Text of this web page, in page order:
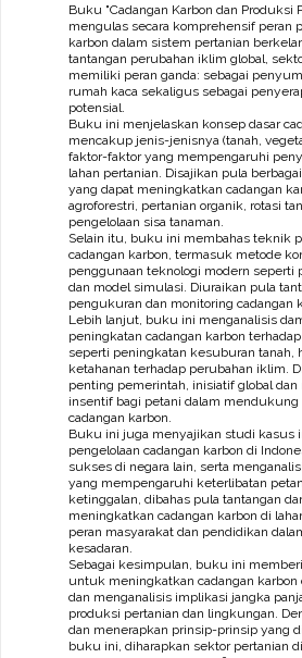
Buku "Cadangan Karbon dan Produksi
mengulas secara komprehensif peran
karbon dalam sistem pertanian
tantangan perubahan iklim global,
memiliki peran ganda: sebagai
rumah kaca sekaligus sebagai
potensial.
Buku ini menjelaskan konsep dasar
mencakup jenis-jenisnya (tanah,
faktor-faktor yang mempengaruhi
lahan pertanian. Disajikan pula
yang dapat meningkatkan cadangan
agroforestri, pertanian organik, rotasi
pengelolaan sisa tanaman.
Selain itu, buku ini membahas teknik
cadangan karbon, termasuk metode
penggunaan teknologi modern seperti
dan model simulasi. Diuraikan pula
pengukuran dan monitoring cadangan
Lebih lanjut, buku ini menganalisis
peningkatan cadangan karbon
seperti peningkatan kesuburan tanah,
ketahanan terhadap perubahan iklim.
penting pemerintah, inisiatif global dan
insentif bagi petani dalam mendukung
cadangan karbon.
Buku ini juga menyajikan studi kasus
pengelolaan cadangan karbon di
sukses di negara lain, serta
yang mempengaruhi keterlibatan
ketinggalan, dibahas pula tantangan
meningkatkan cadangan karbon di
peran masyarakat dan pendidikan
kesadaran.
Sebagai kesimpulan, buku ini
untuk meningkatkan cadangan karbon
dan menganalisis implikasi jangka
produksi pertanian dan lingkungan.
dan menerapkan prinsip-prinsip yang
buku ini, diharapkan sektor pertanian